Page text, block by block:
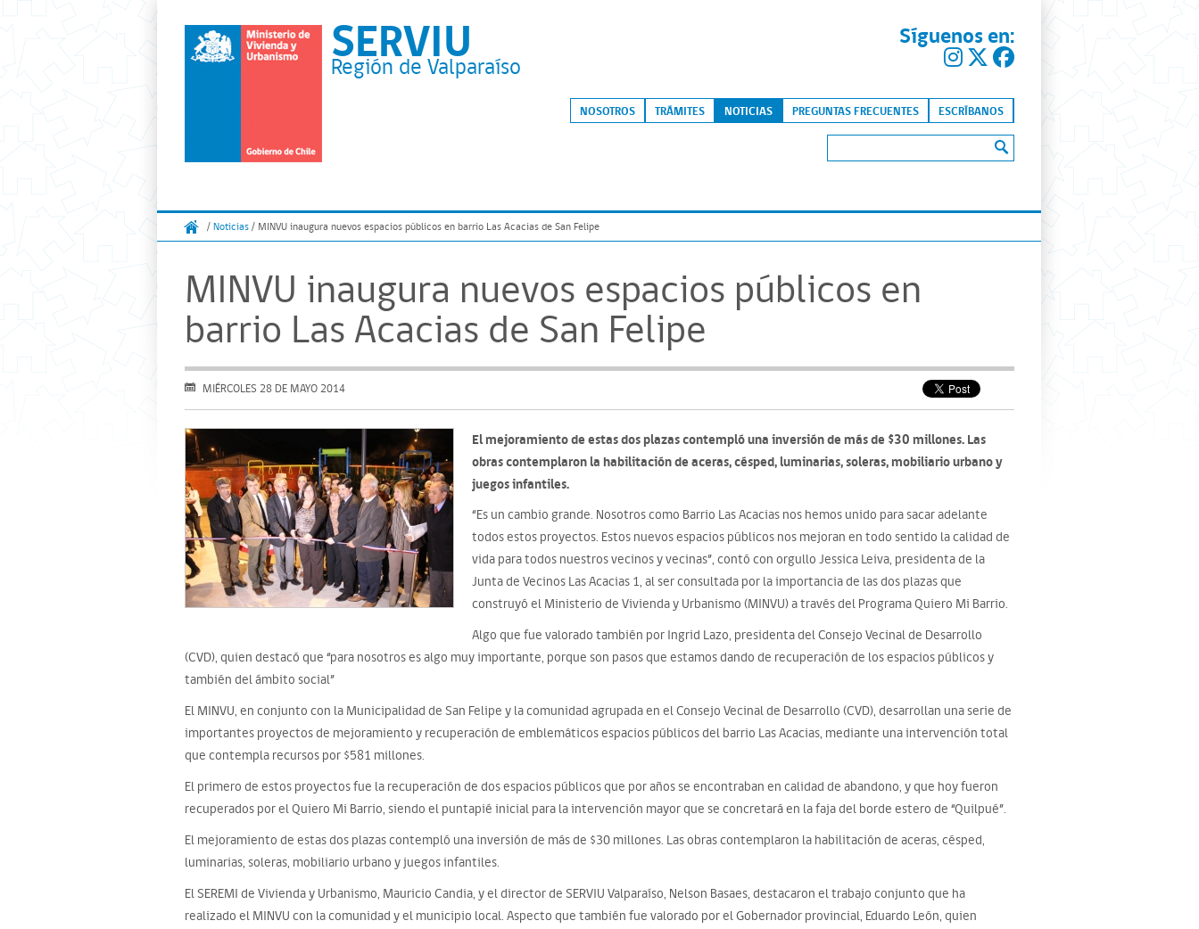
SERVIU
Región de Valparaíso
Síguenos en:
Skip to content
NOSOTROS TRÁMITES NOTICIAS PREGUNTAS FRECUENTES ESCRÍBANOS
/ Noticias / MINVU inaugura nuevos espacios públicos en barrio Las Acacias de San Felipe
MINVU inaugura nuevos espacios públicos en
barrio Las Acacias de San Felipe
MIÉRCOLES 28 DE MAYO 2014
El mejoramiento de estas dos plazas contempló una inversión de más de $30 millones. Las
obras contemplaron la habilitación de aceras, césped, luminarias, soleras, mobiliario urbano y
juegos infantiles.
“Es un cambio grande. Nosotros como Barrio Las Acacias nos hemos unido para sacar adelante
todos estos proyectos. Estos nuevos espacios públicos nos mejoran en todo sentido la calidad de
vida para todos nuestros vecinos y vecinas”, contó con orgullo Jessica Leiva, presidenta de la
Junta de Vecinos Las Acacias 1, al ser consultada por la importancia de las dos plazas que
construyó el Ministerio de Vivienda y Urbanismo (MINVU) a través del Programa Quiero Mi Barrio.
Algo que fue valorado también por Ingrid Lazo, presidenta del Consejo Vecinal de Desarrollo
(CVD), quien destacó que “para nosotros es algo muy importante, porque son pasos que estamos dando de recuperación de los espacios públicos y
también del ámbito social”
El MINVU, en conjunto con la Municipalidad de San Felipe y la comunidad agrupada en el Consejo Vecinal de Desarrollo (CVD), desarrollan una serie de
importantes proyectos de mejoramiento y recuperación de emblemáticos espacios públicos del barrio Las Acacias, mediante una intervención total
que contempla recursos por $581 millones.
El primero de estos proyectos fue la recuperación de dos espacios públicos que por años se encontraban en calidad de abandono, y que hoy fueron
recuperados por el Quiero Mi Barrio, siendo el puntapié inicial para la intervención mayor que se concretará en la faja del borde estero de “Quilpué”.
El mejoramiento de estas dos plazas contempló una inversión de más de $30 millones. Las obras contemplaron la habilitación de aceras, césped,
luminarias, soleras, mobiliario urbano y juegos infantiles.
El SEREMI de Vivienda y Urbanismo, Mauricio Candia, y el director de SERVIU Valparaíso, Nelson Basaes, destacaron el trabajo conjunto que ha
realizado el MINVU con la comunidad y el municipio local. Aspecto que también fue valorado por el Gobernador provincial, Eduardo León, quien